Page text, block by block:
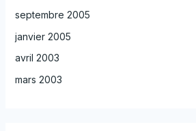
septembre 2005
janvier 2005
avril 2003
mars 2003